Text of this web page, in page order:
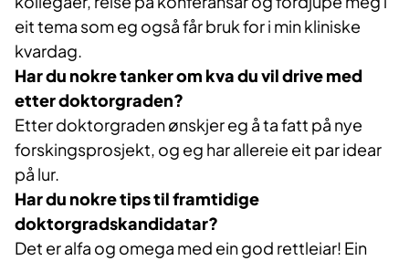
eit tema som eg også får bruk for i min kliniske
kvardag.
Har du nokre tanker om kva du vil drive med
etter doktorgraden?
Etter doktorgraden ønskjer eg å ta fatt på nye
forskingsprosjekt, og eg har allereie eit par idear
på lur.
Har du nokre tips til framtidige
doktorgradskandidatar?
Det er alfa og omega med ein god rettleiar! Ein